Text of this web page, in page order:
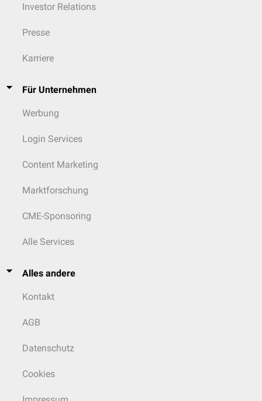
Investor Relations
Presse
Karriere
Für Unternehmen
Werbung
Login Services
Content Marketing
Marktforschung
CME-Sponsoring
Alle Services
Alles andere
Kontakt
AGB
Datenschutz
Cookies